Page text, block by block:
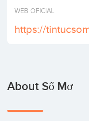
Invest
WEB OFICIAL
https://
About Sổ Mơ